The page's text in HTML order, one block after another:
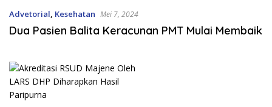
Advetorial, Kesehatan Mei 7, 2024
Dua Pasien Balita Keracunan PMT Mulai Membaik